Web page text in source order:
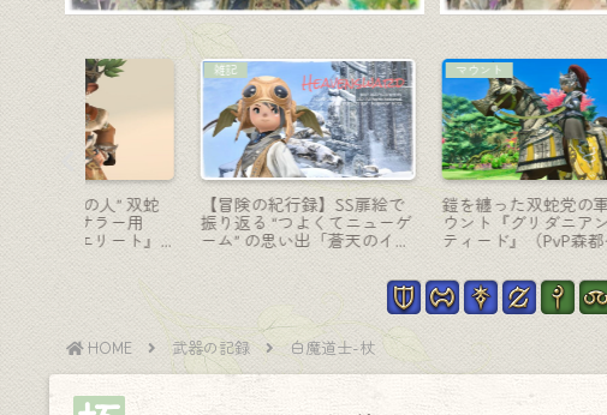
コーディネート
【ミラプリ】タレイアのヒ
ーラー頭装備がティアラで
可愛すぎたのでお姫様コス
コーディネート
【ミラプリ】まるで十二単
のような平安時代のお姫様 -
『紫洲御前小袿』ララフェ
【
12
ま
HOME 武器の記録 白魔道士-杖